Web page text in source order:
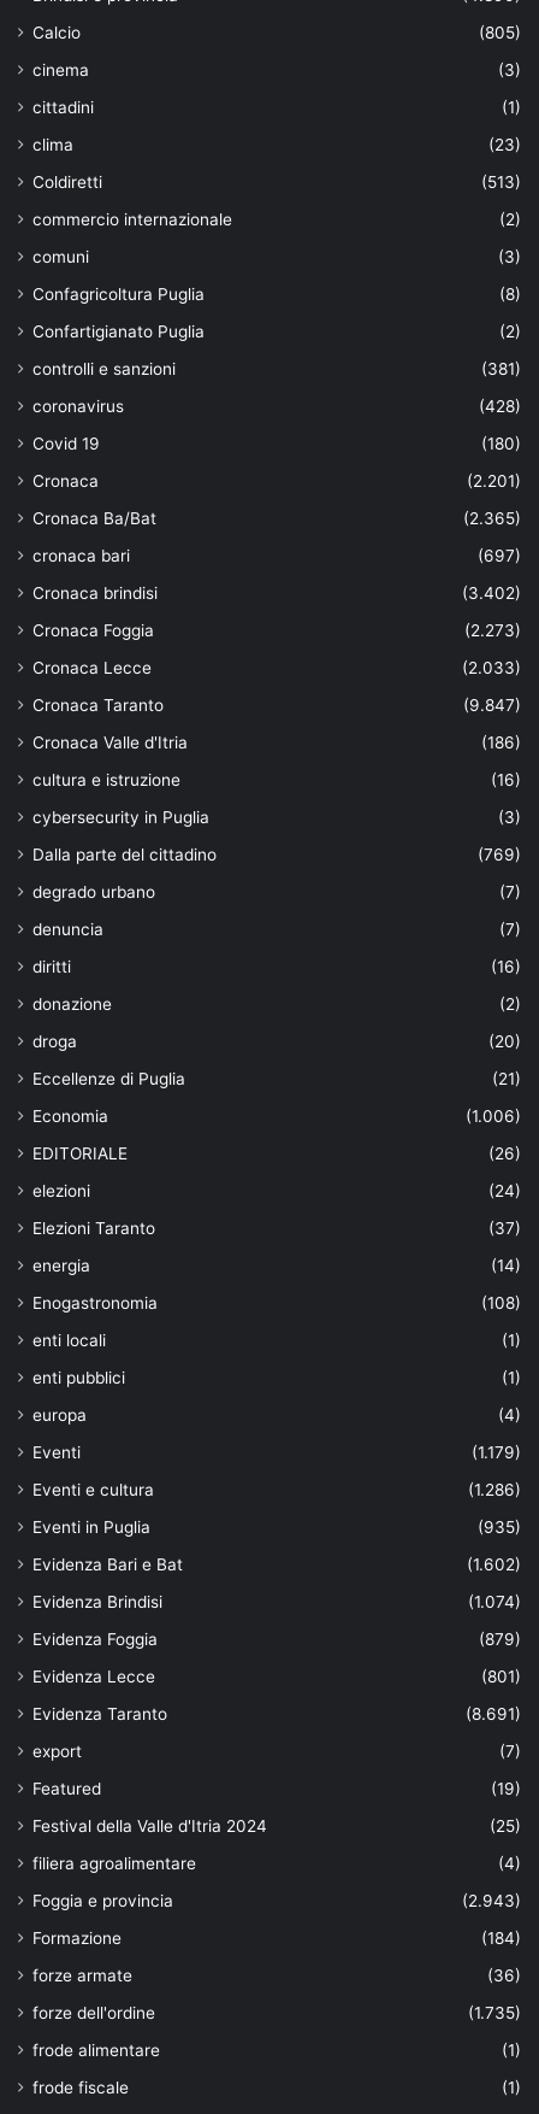
Calcio
(805)
cinema
(3)
cittadini
(1)
clima
(23)
Coldiretti
(513)
commercio internazionale
(2)
comuni
(3)
Confagricoltura Puglia
(8)
Confartigianato Puglia
(2)
controlli e sanzioni
(381)
coronavirus
(428)
Covid 19
(180)
Cronaca
(2.201)
Cronaca Ba/Bat
(2.365)
cronaca bari
(697)
Cronaca brindisi
(3.402)
Cronaca Foggia
(2.273)
Cronaca Lecce
(2.033)
Cronaca Taranto
(9.847)
Cronaca Valle d'Itria
(186)
cultura e istruzione
(16)
cybersecurity in Puglia
(3)
Dalla parte del cittadino
(769)
degrado urbano
(7)
denuncia
(7)
diritti
(16)
donazione
(2)
droga
(20)
Eccellenze di Puglia
(21)
Economia
(1.006)
EDITORIALE
(26)
elezioni
(24)
Elezioni Taranto
(37)
energia
(14)
Enogastronomia
(108)
enti locali
(1)
enti pubblici
(1)
europa
(4)
Eventi
(1.179)
Eventi e cultura
(1.286)
Eventi in Puglia
(935)
Evidenza Bari e Bat
(1.602)
Evidenza Brindisi
(1.074)
Evidenza Foggia
(879)
Evidenza Lecce
(801)
Evidenza Taranto
(8.691)
export
(7)
Featured
(19)
Festival della Valle d'Itria 2024
(25)
filiera agroalimentare
(4)
Foggia e provincia
(2.943)
Formazione
(184)
forze armate
(36)
forze dell'ordine
(1.735)
frode alimentare
(1)
frode fiscale
(1)